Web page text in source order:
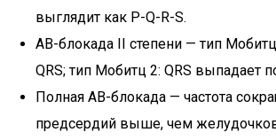
выглядит как P-Q-R-S.
АВ-блокада II степени — тип
QRS; тип Мобитц 2: QRS выпадает
Полная АВ-блокада — частота
предсердий выше, чем